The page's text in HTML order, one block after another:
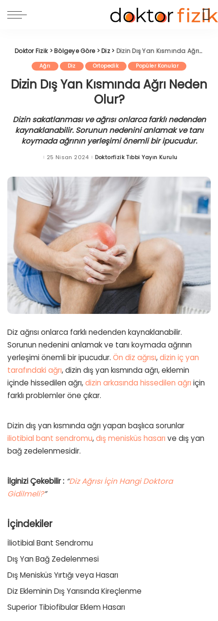
Doktor Fizik>Bölgeye Göre>Diz> Dizin Dış Yan Kısmında Ağrı Neden Olur?
Ağrı Diz Ortopedik Popüler Konular
Dizin Dış Yan Kısmında Ağrı Neden
Olur?
Dizin sakatlanması ve ağrısı onlarca farklı nedenden
kaynaklanabilir. Sorunun nedenini anlamak ve tanı
koymada ağrının yerleşimi önemli bir ipucudur.
25 Nisan 2024Posted
Doktorfizik Tıbbi Yayın Kurulu
Diz ağrısı onlarca farklı nedenden kaynaklanabilir.
Sorunun nedenini anlamak ve tanı koymada ağrının
yerleşimi önemli bir ipucudur. Ön diz ağrısı,dizin iç yan
tarafındaki ağrı, dizin dış yan kısmında ağrı, eklemin
içinde hissedilen ağrı,dizin arkasında hissedilen ağrı için
farklı problemler öne çıkar.
Dizin dış yan kısmında ağrı yapan başlıca sorunlar
iliotibial bant sendromu,dış menisküs hasarı ve dış yan
bağ zedelenmesidir.
İlginizi Çekebilir : “Diz Ağrısı İçin Hangi Doktora
Gidilmeli?”
İçindekiler
İliotibial Bant Sendromu
Dış Yan Bağ Zedelenmesi
Dış Menisküs Yırtığı veya Hasarı
Diz Ekleminin Dış Yarısında Kireçlenme
Superior Tibiofibular Eklem Hasarı